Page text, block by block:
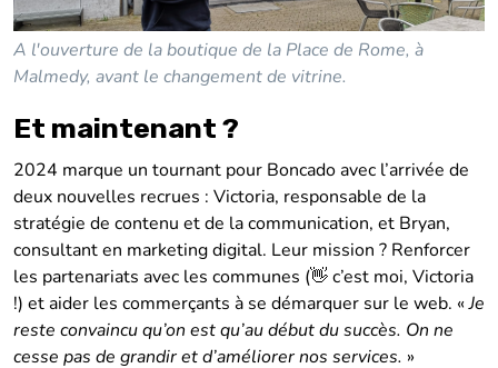
A l'ouverture de la boutique de la Place de Rome, à
Malmedy, avant le changement de vitrine.
Et maintenant ?
2024 marque un tournant pour Boncado avec l’arrivée de
deux nouvelles recrues : Victoria, responsable de la
stratégie de contenu et de la communication, et Bryan,
consultant en marketing digital. Leur mission ? Renforcer
les partenariats avec les communes (👋 c’est moi, Victoria
!) et aider les commerçants à se démarquer sur le web. « Je
reste convaincu qu’on est qu’au début du succès. On ne
cesse pas de grandir et d’améliorer nos services. »